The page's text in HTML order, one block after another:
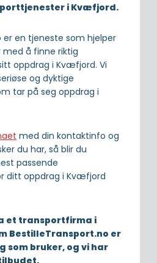
i Kvæfjord.
er en tjeneste som hjelper
å finne riktig
oppdrag i Kvæfjord. Vi
og dyktige
tar på seg oppdrag i
med din kontaktinfo og
du har, så blir du
passende
ditt oppdrag i Kvæfjord
et transportfirma i
BestilleTransport.no er
som bruker, og vi har